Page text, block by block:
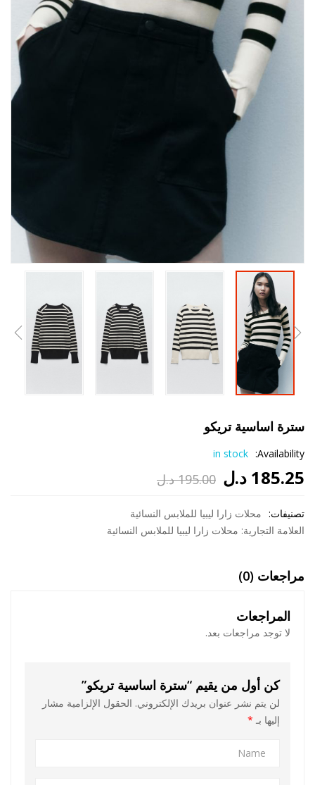
سترة اساسية تريكو
Availability:
in stock
195.00 د.ل
الأصلي
هو:
185.25 د.ل
الحالي
هو:
تصنيفات: محلات زارا ليبيا للملابس النسائية
العلامة التجارية: محلات زارا ليبيا للملابس النسائية
مراجعات (0)
المراجعات
لا توجد مراجعات بعد.
كن أول من يقيم “سترة اساسية تريكو”
لن يتم نشر عنوان بريدك الإلكتروني. الحقول الإلزامية مشار
إليها بـ *